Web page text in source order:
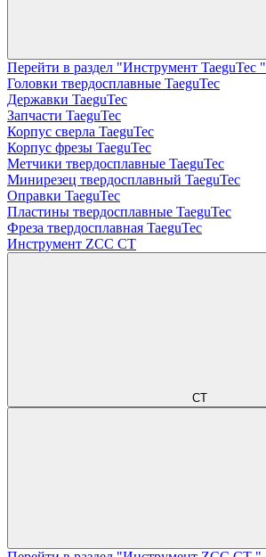
Перейти в раздел "Инструмент TaeguTec "
Головки твердосплавные TaeguTec
Державки TaeguTec
Запчасти TaeguTec
Корпус сверла TaeguTec
Корпус фрезы TaeguTec
Метчики твердосплавные TaeguTec
Минирезец твердосплавный TaeguTec
Оправки TaeguTec
Пластины твердосплавные TaeguTec
Фреза твердосплавная TaeguTec
Инструмент ZCС CT
CT